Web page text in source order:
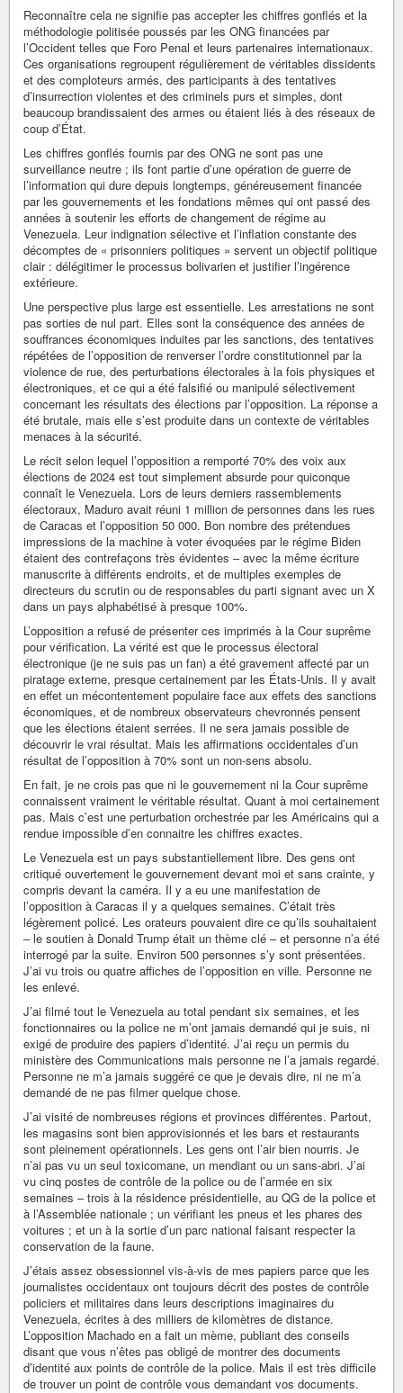
Reconnaître cela ne signifie pas accepter les chiffres gonflés et la
méthodologie politisée poussés par les ONG financées par
l’Occident telles que Foro Penal et leurs partenaires internationaux.
Ces organisations regroupent régulièrement de véritables dissidents
et des comploteurs armés, des participants à des tentatives
d’insurrection violentes et des criminels purs et simples, dont
beaucoup brandissaient des armes ou étaient liés à des réseaux de
coup d’État.
Les chiffres gonflés fournis par des ONG ne sont pas une
surveillance neutre ; ils font partie d’une opération de guerre de
l’information qui dure depuis longtemps, généreusement financée
par les gouvernements et les fondations mêmes qui ont passé des
années à soutenir les efforts de changement de régime au
Venezuela. Leur indignation sélective et l’inflation constante des
décomptes de « prisonniers politiques » servent un objectif politique
clair : délégitimer le processus bolivarien et justifier l’ingérence
extérieure.
Une perspective plus large est essentielle. Les arrestations ne sont
pas sorties de nul part. Elles sont la conséquence des années de
souffrances économiques induites par les sanctions, des tentatives
répétées de l’opposition de renverser l’ordre constitutionnel par la
violence de rue, des perturbations électorales à la fois physiques et
électroniques, et ce qui a été falsifié ou manipulé sélectivement
concernant les résultats des élections par l’opposition. La réponse a
été brutale, mais elle s’est produite dans un contexte de véritables
menaces à la sécurité.
Le récit selon lequel l’opposition a remporté 70% des voix aux
élections de 2024 est tout simplement absurde pour quiconque
connaît le Venezuela. Lors de leurs derniers rassemblements
électoraux, Maduro avait réuni 1 million de personnes dans les rues
de Caracas et l’opposition 50 000. Bon nombre des prétendues
impressions de la machine à voter évoquées par le régime Biden
étaient des contrefaçons très évidentes – avec la même écriture
manuscrite à différents endroits, et de multiples exemples de
directeurs du scrutin ou de responsables du parti signant avec un X
dans un pays alphabétisé à presque 100%.
L’opposition a refusé de présenter ces imprimés à la Cour suprême
pour vérification. La vérité est que le processus électoral
électronique (je ne suis pas un fan) a été gravement affecté par un
piratage externe, presque certainement par les États-Unis. Il y avait
en effet un mécontentement populaire face aux effets des sanctions
économiques, et de nombreux observateurs chevronnés pensent
que les élections étaient serrées. Il ne sera jamais possible de
découvrir le vrai résultat. Mais les affirmations occidentales d’un
résultat de l’opposition à 70% sont un non-sens absolu.
En fait, je ne crois pas que ni le gouvernement ni la Cour suprême
connaissent vraiment le véritable résultat. Quant à moi certainement
pas. Mais c’est une perturbation orchestrée par les Américains qui a
rendue impossible d’en connaitre les chiffres exactes.
Le Venezuela est un pays substantiellement libre. Des gens ont
critiqué ouvertement le gouvernement devant moi et sans crainte, y
compris devant la caméra. Il y a eu une manifestation de
l’opposition à Caracas il y a quelques semaines. C’était très
légèrement policé. Les orateurs pouvaient dire ce qu’ils souhaitaient
– le soutien à Donald Trump était un thème clé – et personne n’a été
interrogé par la suite. Environ 500 personnes s’y sont présentées.
J’ai vu trois ou quatre affiches de l’opposition en ville. Personne ne
les enlevé.
J’ai filmé tout le Venezuela au total pendant six semaines, et les
fonctionnaires ou la police ne m’ont jamais demandé qui je suis, ni
exigé de produire des papiers d’identité. J’ai reçu un permis du
ministère des Communications mais personne ne l’a jamais regardé.
Personne ne m’a jamais suggéré ce que je devais dire, ni ne m’a
demandé de ne pas filmer quelque chose.
J’ai visité de nombreuses régions et provinces différentes. Partout,
les magasins sont bien approvisionnés et les bars et restaurants
sont pleinement opérationnels. Les gens ont l’air bien nourris. Je
n’ai pas vu un seul toxicomane, un mendiant ou un sans-abri. J’ai
vu cinq postes de contrôle de la police ou de l’armée en six
semaines – trois à la résidence présidentielle, au QG de la police et
à l’Assemblée nationale ; un vérifiant les pneus et les phares des
voitures ; et un à la sortie d’un parc national faisant respecter la
conservation de la faune.
J’étais assez obsessionnel vis-à-vis de mes papiers parce que les
journalistes occidentaux ont toujours décrit des postes de contrôle
policiers et militaires dans leurs descriptions imaginaires du
Venezuela, écrites à des milliers de kilomètres de distance.
L’opposition Machado en a fait un mème, publiant des conseils
disant que vous n’êtes pas obligé de montrer des documents
d’identité aux points de contrôle de la police. Mais il est très difficile
de trouver un point de contrôle vous demandant vos documents.